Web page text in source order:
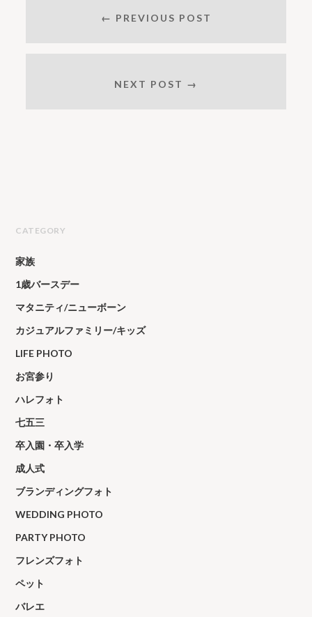
← PREVIOUS POST
NEXT POST →
CATEGORY
家族
1歳バースデー
マタニティ/ニューボーン
カジュアルファミリー/キッズ
LIFE PHOTO
お宮参り
ハレフォト
七五三
卒入園・卒入学
成人式
ブランディングフォト
WEDDING PHOTO
PARTY PHOTO
フレンズフォト
ペット
バレエ